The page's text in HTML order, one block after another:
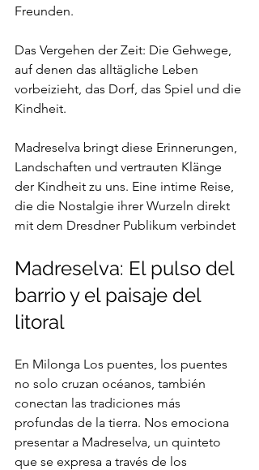
Freunden.
Das Vergehen der Zeit: Die Gehwege,
auf denen das alltägliche Leben
vorbeizieht, das Dorf, das Spiel und die
Kindheit.
Madreselva bringt diese Erinnerungen,
Landschaften und vertrauten Klänge
der Kindheit zu uns. Eine intime Reise,
die die Nostalgie ihrer Wurzeln direkt
mit dem Dresdner Publikum verbindet
Madreselva: El pulso del
barrio y el paisaje del
litoral
En Milonga Los puentes, los puentes
no solo cruzan océanos, también
conectan las tradiciones más
profundas de la tierra. Nos emociona
presentar a Madreselva, un quinteto
que se expresa a través de los